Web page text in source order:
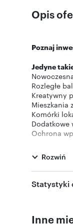
Opis
Poznaj
Jedyne
Rozległe
Kreatywny
Mieszkania
Komórki
Dodatkowe
Ochrona
W
300 m
500 m
Rozwiń
Statystyki
Inne